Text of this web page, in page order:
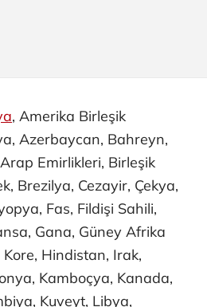
, Amerika Birleşik
Azerbaycan, Bahreyn,
Emirlikleri, Birleşik
Brezilya, Cezayir, Çekya,
Fas, Fildişi Sahili,
Gana, Güney Afrika
Hindistan, Irak,
Kamboçya, Kanada,
Kuveyt, Libya,